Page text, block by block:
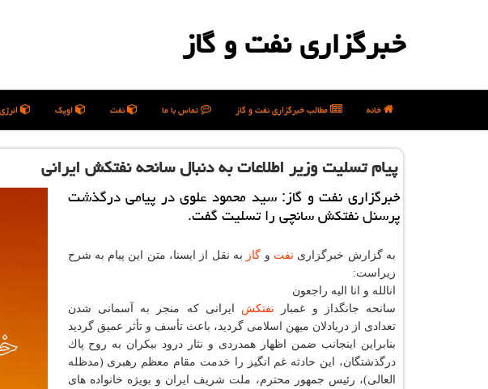
خبرگزاری نفت و گاز
خانه مطالب خبرگزاری نفت و گاز تماس با ما نفت اوپک انرژی
پیام تسلیت وزیر اطلاعات به دنبال سانحه نفتكش ایرانی
خبرگزاری نفت و گاز: سید محمود علوی در پیامی درگذشت
پرسنل نفتكش سانچی را تسلیت گفت.
به گزارش خبرگزاری نفت و گاز به نقل از ایسنا، متن این پیام به شرح
زیراست:
انالله و انا الیه راجعون
سانحه جانگداز و غمبار نفتكش ایرانی كه منجر به آسمانی شدن
تعدادی از دریادلان میهن اسلامی گردید، باعث تأسف و تأثر عمیق گردید
بنابراین اینجانب ضمن اظهار همدردی و نثار درود بیكران به روح پاك
درگذشتگان، این حادثه غم انگیز را خدمت مقام معظم رهبری (مدظله
العالی)، رئیس جمهور محترم، ملت شریف ایران و بویژه خانواده های